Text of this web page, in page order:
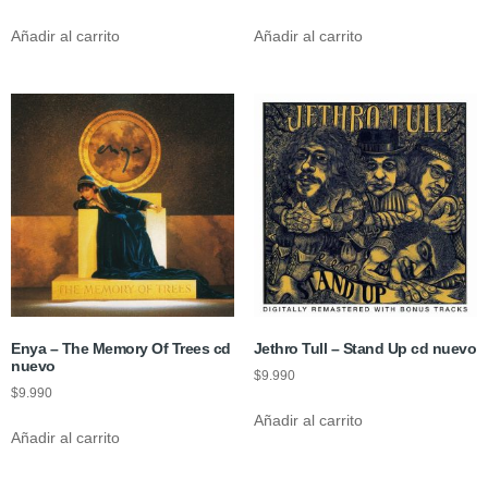
Añadir al carrito Añadir al carrito
Enya – The Memory Of Trees cd
nuevo
$9.990
Añadir al carrito
Jethro Tull – Stand Up cd nuevo
$9.990
Añadir al carrito